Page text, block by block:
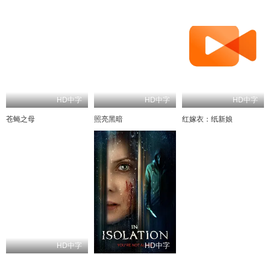
HD中字
苍蝇之母
HD中字
照亮黑暗
HD中字
红嫁衣：纸新娘
HD中字 HD中字